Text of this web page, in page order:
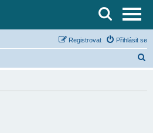
Přihlásit se
Registrovat